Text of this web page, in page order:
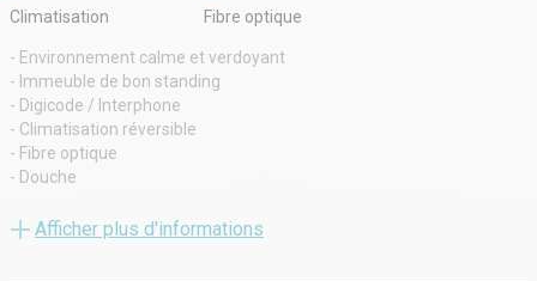
Climatisation Fibre optique
- Environnement calme et verdoyant
- Immeuble de bon standing
- Digicode / Interphone
- Climatisation réversible
- Fibre optique
- Douche
- Locaux cloisonnés
Afficher plus d'informations